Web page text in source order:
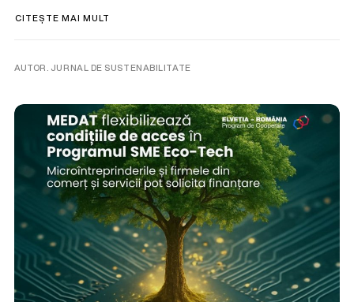
CITEȘTE MAI MULT
AUTOR. JURNAL DE SUSTENABILITATE